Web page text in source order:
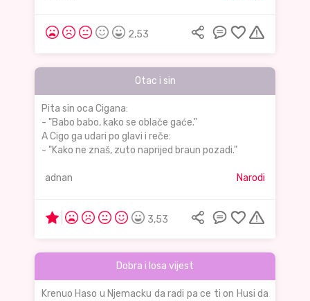
2,53
Otac i sin
Pita sin oca Cigana:
- "Babo babo, kako se oblače gaće."
A Cigo ga udari po glavi i reče:
- "Kako ne znaš, zuto naprijed braun pozadi."
adnan Narodi
3,53
Dobra i losa vijest
Krenuo Haso u Njemacku da radi pa ce ti on Husi da